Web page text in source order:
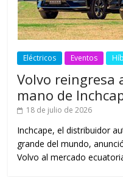
Eléctricos Eventos
Volvo reingresa
mano de
18 de julio de 2026
Inchcape, el distribuidor
grande del mundo,
Volvo al mercado